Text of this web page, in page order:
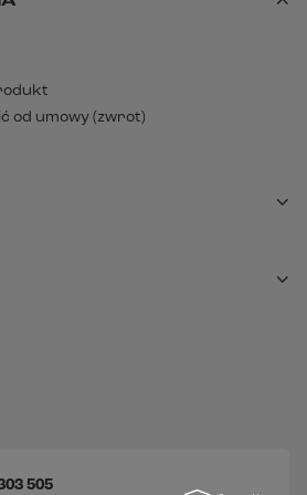
do kształtu głowy
szczególnie narażonych
konserwacji uszczelnienia wizjera i
oraz broszura „Jak prawidłowo używać
od umowy (zwrot)
505